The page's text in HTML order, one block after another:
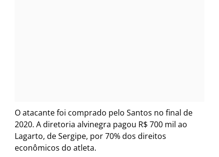
O atacante foi comprado pelo Santos no final de
2020. A diretoria alvinegra pagou R$ 700 mil ao
Lagarto, de Sergipe, por 70% dos direitos
econômicos do atleta.